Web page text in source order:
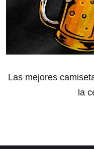
Las mejores
la